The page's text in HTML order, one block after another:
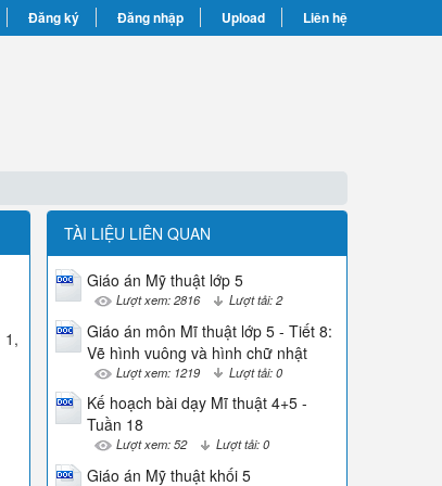
Đăng ký Đăng nhập Upload Liên hệ
1,
TÀI LIỆU LIÊN QUAN
Giáo án Mỹ thuật lớp 5
Lượt xem: 2816 Lượt tải: 2
Giáo án môn Mĩ thuật lớp 5 - Tiết 8:
Vẽ hình vuông và hình chữ nhật
Lượt xem: 1219 Lượt tải: 0
Kế hoạch bài dạy Mĩ thuật 4+5 -
Tuần 18
Lượt xem: 52 Lượt tải: 0
Giáo án Mỹ thuật khối 5